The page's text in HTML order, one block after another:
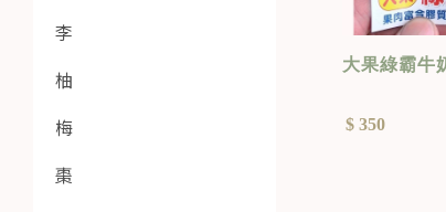
李
柚
梅
棗
大果綠霸牛
$ 350